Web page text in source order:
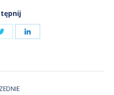
przez
Twitter
Udostępnij